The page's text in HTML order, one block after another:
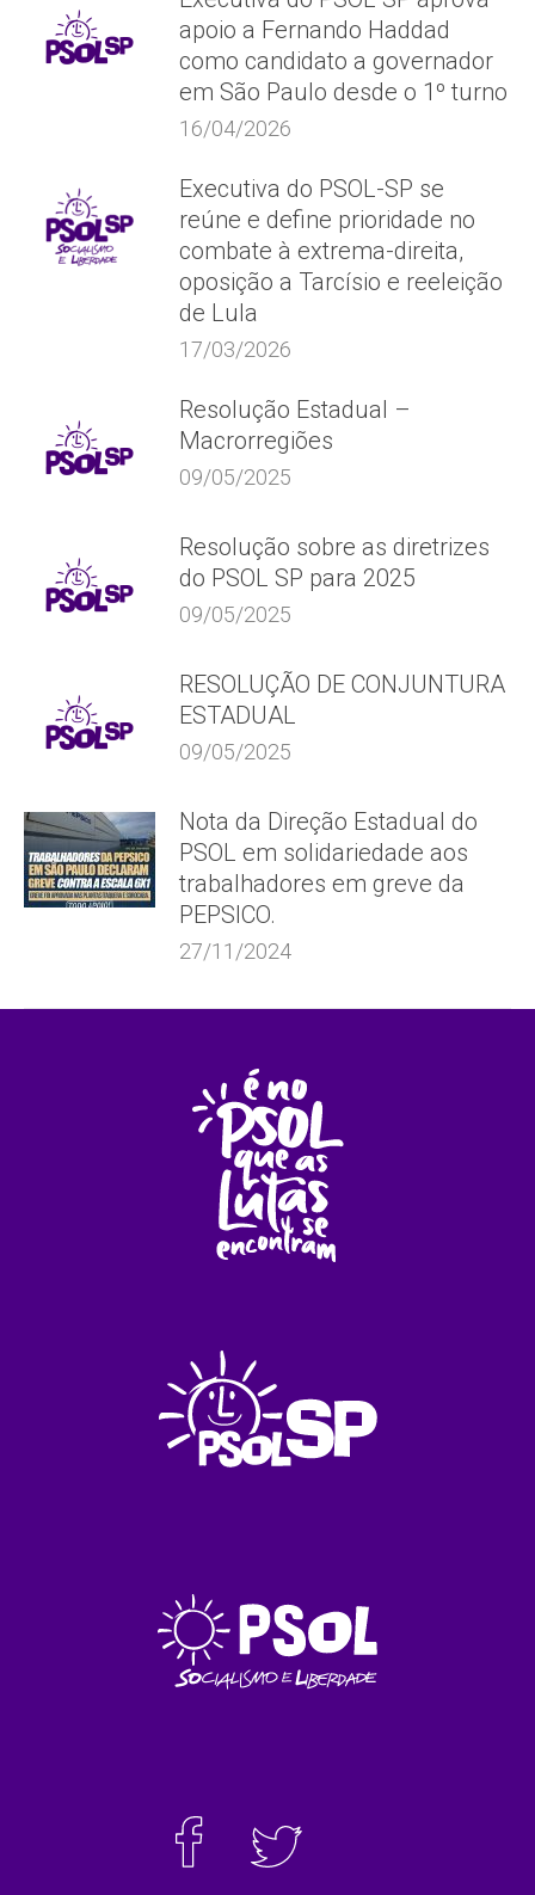
apoio a Fernando Haddad
como candidato a governador
em São Paulo desde o 1º turno
16/04/2026
Executiva do PSOL-SP se
reúne e define prioridade no
combate à extrema-direita,
oposição a Tarcísio e reeleição
de Lula
17/03/2026
Resolução Estadual –
Macrorregiões
09/05/2025
Resolução sobre as diretrizes
do PSOL SP para 2025
09/05/2025
RESOLUÇÃO DE CONJUNTURA
ESTADUAL
09/05/2025
Nota da Direção Estadual do
PSOL em solidariedade aos
trabalhadores em greve da
PEPSICO.
27/11/2024